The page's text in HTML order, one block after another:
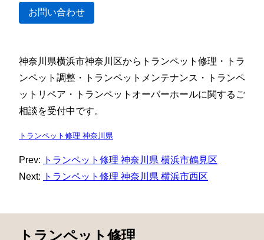
お問い合わせ
神奈川県横浜市神奈川区からトランペット修理・トラ
ンペット調整・トランペットメンテナンス・トランペ
ットリペア・トランペットオーバーホールに関するご
相談を受付中です。
トランペット修理 神奈川県
Prev:
トランペット修理 神奈川県 横浜市鶴見区
Next:
トランペット修理 神奈川県 横浜市西区
トランペット修理